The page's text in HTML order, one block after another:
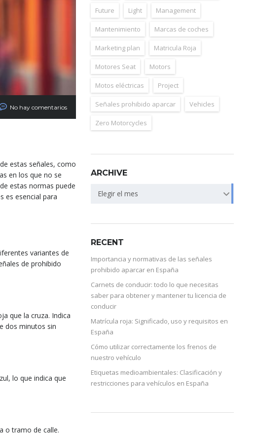
No hay comentarios
estas señales, como
en los que no se
estas normas puede
es esencial para
variantes de
de prohibido
que la cruza. Indica
dos minutos sin
lo que indica que
o tramo de calle.
Future Light Management
Mantenimiento Marcas de coches
Marketing plan Matricula Roja
Motores Seat Motors
Motos eléctricas Project
Señales prohibido aparcar Vehicles
Zero Motorcycles
ARCHIVE
Elegir el mes
RECENT
Importancia y normativas de las señales
prohibido aparcar en España
Carnets de conducir: todo lo que necesitas
saber para obtener y mantener tu licencia de
conducir
Matrícula roja: Significado, uso y requisitos en
España
Cómo utilizar correctamente los frenos de
nuestro vehículo
Etiquetas medioambientales: Clasificación y
restricciones para vehículos en España